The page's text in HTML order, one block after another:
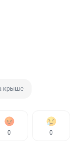
крыше
0 0